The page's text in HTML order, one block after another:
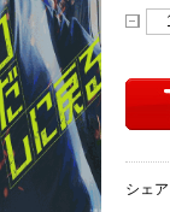
シェ